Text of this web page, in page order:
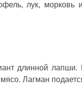
лук,
длинной
Лагман